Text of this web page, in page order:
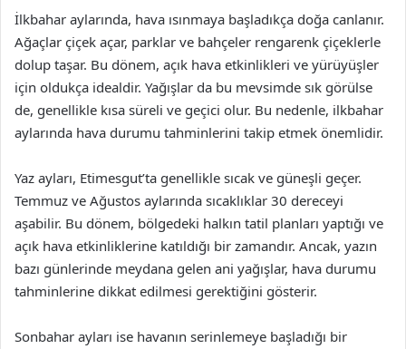
İlkbahar aylarında, hava ısınmaya başladıkça doğa canlanır.
Ağaçlar çiçek açar, parklar ve bahçeler rengarenk çiçeklerle
dolup taşar. Bu dönem, açık hava etkinlikleri ve yürüyüşler
için oldukça idealdir. Yağışlar da bu mevsimde sık görülse
de, genellikle kısa süreli ve geçici olur. Bu nedenle, ilkbahar
aylarında hava durumu tahminlerini takip etmek önemlidir.
Yaz ayları, Etimesgut’ta genellikle sıcak ve güneşli geçer.
Temmuz ve Ağustos aylarında sıcaklıklar 30 dereceyi
aşabilir. Bu dönem, bölgedeki halkın tatil planları yaptığı ve
açık hava etkinliklerine katıldığı bir zamandır. Ancak, yazın
bazı günlerinde meydana gelen ani yağışlar, hava durumu
tahminlerine dikkat edilmesi gerektiğini gösterir.
Sonbahar ayları ise havanın serinlemeye başladığı bir